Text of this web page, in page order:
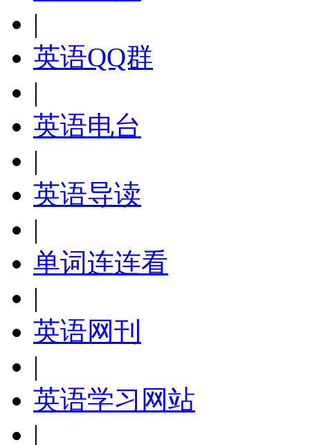
|
英语QQ群
|
英语电台
|
英语导读
|
单词连连看
|
英语网刊
|
英语学习网站
|